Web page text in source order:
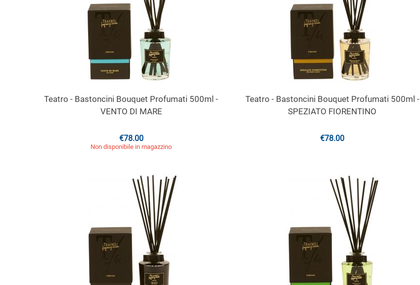
Teatro - Bastoncini Bouquet Profumati 500ml -
VENTO DI MARE
€78.00
Non disponibile in magazzino
Teatro - Bastoncini Bouquet Profumati 500ml -
SPEZIATO FIORENTINO
€78.00